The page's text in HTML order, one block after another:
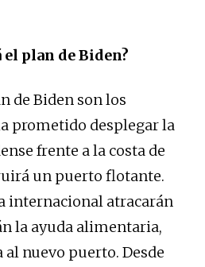
plan de Biden?
de Biden son los
prometido desplegar la
frente a la costa de
un puerto flotante.
internacional atracarán
la ayuda alimentaria,
al nuevo puerto. Desde